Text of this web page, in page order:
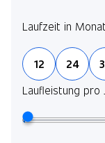
Laufzeit in
12 24
Laufleistung pro